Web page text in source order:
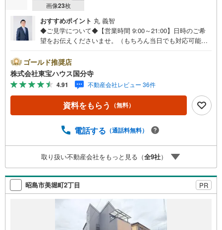
画像23枚
おすすめポイント 丸 義智
◆ご見学について◆【営業時間 9:00～21:00】日時のご希
望をお伝えくださいませ。（もちろん当日でも対応可能で
のご連絡をおすすめいたします。「室内・現地を見学す
る」ボタンよりご予約いただくと、スムーズにご案内可能
です。事前に鍵の手配や内覧準備が必要な場合がございま
すのでご了承ください。◆TOHO HOUSE CLUB◆弊社で売
買いただいたお客様はTOHO HOUSE CLUBにご加入いただ
けます。10～20、30年後のリフォーム、保険やローンの見
ご提供いたします。◆FPによるライフサポート◆専属ファ
運用・相続など幅広くアドバイスいたします。ご契約前後
を問わず、安心してご利用いただけます。◆安心の環境◆
無料駐車場、キッズスペースを完備し、ご家族でのご来店
も安心です。の体制で皆様の住まい探しをサポートいたし
ます。
ゴールド推奨店
株式会社東宝ハウス国分寺
4.91 不動産会社レビュー 36件
資料をもらう （無料）
電話する （通話料無料）
取り扱い不動産会社をもっと見る（全9社）
昭島市美堀町2丁目 PR